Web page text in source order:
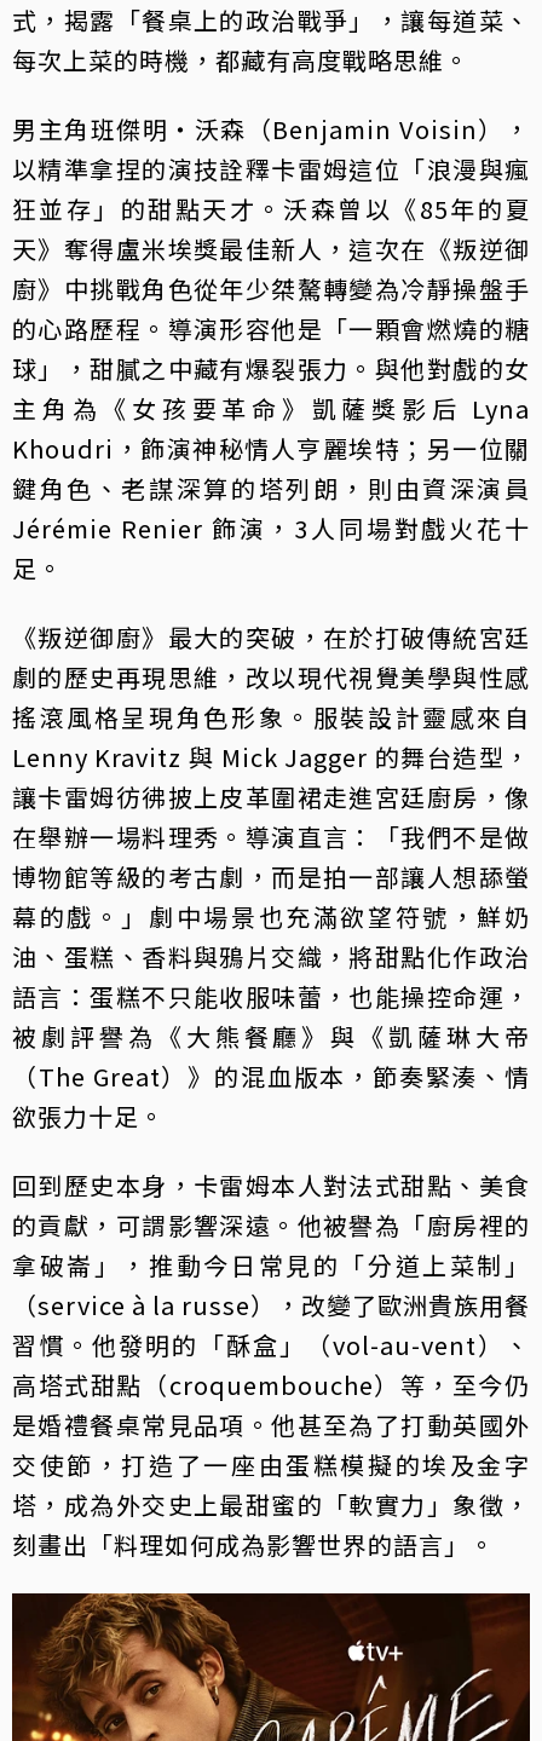
式，揭露「餐桌上的政治戰爭」，讓每道菜、
每次上菜的時機，都藏有高度戰略思維。
男主角班傑明・沃森（Benjamin Voisin），
以精準拿捏的演技詮釋卡雷姆這位「浪漫與瘋
狂並存」的甜點天才。沃森曾以《85年的夏
天》奪得盧米埃獎最佳新人，這次在《叛逆御
廚》中挑戰角色從年少桀驁轉變為冷靜操盤手
的心路歷程。導演形容他是「一顆會燃燒的糖
球」，甜膩之中藏有爆裂張力。與他對戲的女
主角為《女孩要革命》凱薩獎影后 Lyna
Khoudri，飾演神秘情人亨麗埃特；另一位關
鍵角色、老謀深算的塔列朗，則由資深演員
Jérémie Renier 飾演，3人同場對戲火花十
足。
《叛逆御廚》最大的突破，在於打破傳統宮廷
劇的歷史再現思維，改以現代視覺美學與性感
搖滾風格呈現角色形象。服裝設計靈感來自
Lenny Kravitz 與 Mick Jagger 的舞台造型，
讓卡雷姆彷彿披上皮革圍裙走進宮廷廚房，像
在舉辦一場料理秀。導演直言：「我們不是做
博物館等級的考古劇，而是拍一部讓人想舔螢
幕的戲。」劇中場景也充滿欲望符號，鮮奶
油、蛋糕、香料與鴉片交織，將甜點化作政治
語言：蛋糕不只能收服味蕾，也能操控命運，
被劇評譽為《大熊餐廳》與《凱薩琳大帝
（The Great）》的混血版本，節奏緊湊、情
欲張力十足。
回到歷史本身，卡雷姆本人對法式甜點、美食
的貢獻，可謂影響深遠。他被譽為「廚房裡的
拿破崙」，推動今日常見的「分道上菜制」
（service à la russe），改變了歐洲貴族用餐
習慣。他發明的「酥盒」（vol-au-vent）、
高塔式甜點（croquembouche）等，至今仍
是婚禮餐桌常見品項。他甚至為了打動英國外
交使節，打造了一座由蛋糕模擬的埃及金字
塔，成為外交史上最甜蜜的「軟實力」象徵，
刻畫出「料理如何成為影響世界的語言」。